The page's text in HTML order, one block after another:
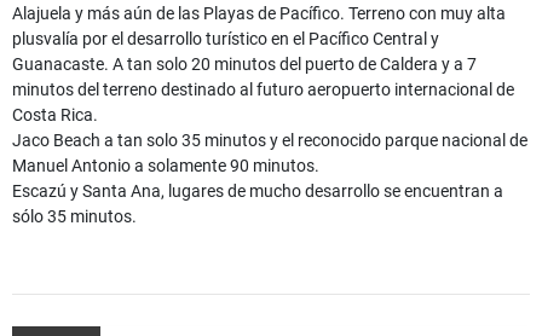
Alajuela y más aún de las Playas de Pacífico. Terreno con muy alta
plusvalía por el desarrollo turístico en el Pacífico Central y
Guanacaste. A tan solo 20 minutos del puerto de Caldera y a 7
minutos del terreno destinado al futuro aeropuerto internacional de
Costa Rica.
Jaco Beach a tan solo 35 minutos y el reconocido parque nacional de
Manuel Antonio a solamente 90 minutos.
Escazú y Santa Ana, lugares de mucho desarrollo se encuentran a
sólo 35 minutos.